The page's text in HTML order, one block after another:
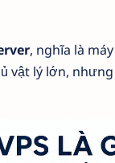
, nghĩa là
vật lý lớn,